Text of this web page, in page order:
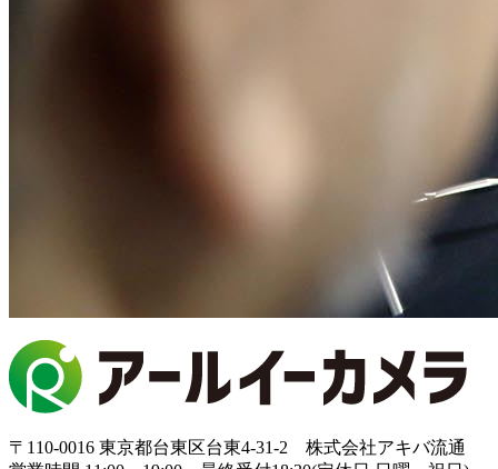
〒110-0016 東京都台東区台東4-31-2 株式会社アキバ流通